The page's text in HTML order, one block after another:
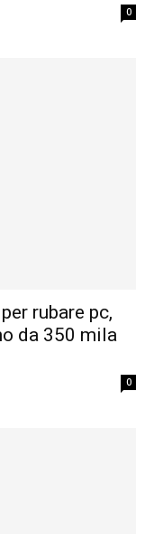
0
rubare pc,
da 350 mila
0